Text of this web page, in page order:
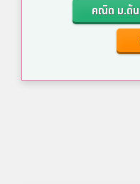
คณิต ม.ต้น